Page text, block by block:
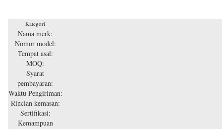
Kategori
Nama merk:
Nomor model:
Tempat asal:
MOQ:
Syarat
pembayaran:
Waktu Pengiriman:
Rincian kemasan:
Sertifikasi:
Kemampuan